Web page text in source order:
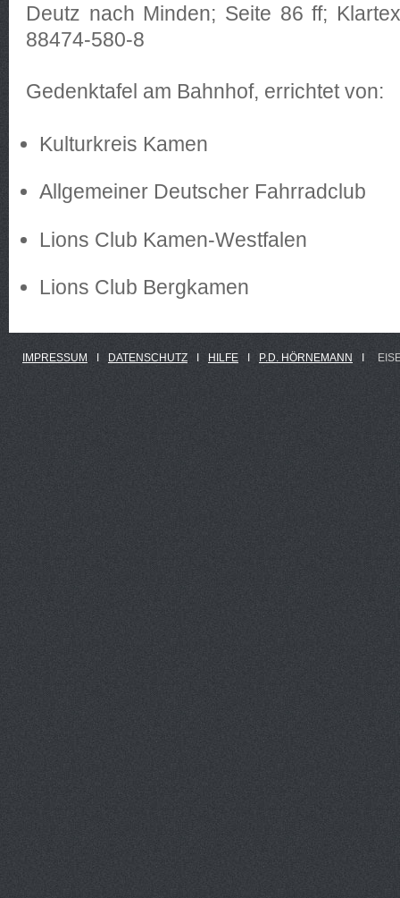
Deutz nach Minden; Seite 86 ff;
88474-580-8
Gedenktafel am Bahnhof, errichtet von:
Kulturkreis Kamen
Allgemeiner Deutscher Fahrradclub
Lions Club Kamen-Westfalen
Lions Club Bergkamen
IMPRESSUM DATENSCHUTZ HILFE P.D. HÖRNEMANN